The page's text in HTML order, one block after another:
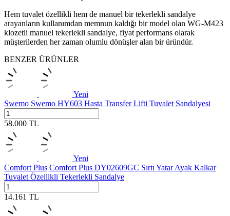
Hem tuvalet özellikli hem de manuel bir tekerlekli sandalye
arayanların kullanımdan memnun kaldığı bir model olan WG-M423
klozetli manuel tekerlekli sandalye, fiyat performans olarak
müşterilerden her zaman olumlu dönüşler alan bir üründür.
BENZER ÜRÜNLER
Yeni
Swemo Swemo HY603 Hasta Transfer Lifti Tuvalet Sandalyesi
58.000 TL
Yeni
Comfort Plus Comfort Plus DY02609GC Sırtı Yatar Ayak Kalkar
Tuvalet Özellikli Tekerlekli Sandalye
14.161 TL